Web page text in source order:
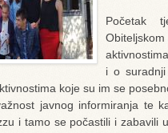
Početak
i o suradnji
koje su im se
javnog informiranja te
i tamo se počastili i zabavili